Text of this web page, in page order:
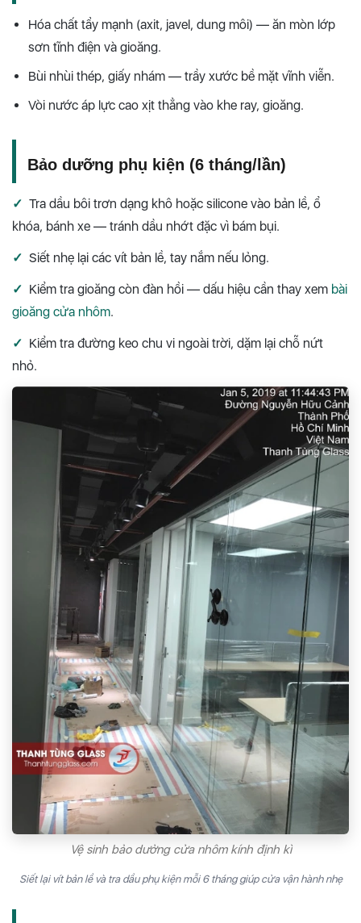
Hóa chất tẩy mạnh (axit, javel, dung môi) — ăn mòn lớp
sơn tĩnh điện và gioăng.
Bùi nhùi thép, giấy nhám — trầy xước bề mặt vĩnh viễn.
Vòi nước áp lực cao xịt thẳng vào khe ray, gioăng.
Bảo dưỡng phụ kiện (6 tháng/lần)
✓ Tra dầu bôi trơn dạng khô hoặc silicone vào bản lề, ổ
khóa, bánh xe — tránh dầu nhớt đặc vì bám bụi.
✓ Siết nhẹ lại các vít bản lề, tay nắm nếu lỏng.
✓ Kiểm tra gioăng còn đàn hồi — dấu hiệu cần thay xem bài
gioăng cửa nhôm.
✓ Kiểm tra đường keo chu vi ngoài trời, dặm lại chỗ nứt
nhỏ.
Vệ sinh bảo dưởng cửa nhôm kính định kì
Siết lại vít bản lề và tra dầu phụ kiện mỗi 6 tháng giúp cửa vận hành nhẹ